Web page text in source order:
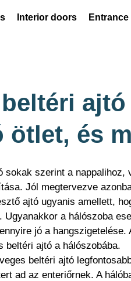
Interior doors
ötlet, és
sokak szerint a
Jól megtervezve
ajtó ugyanis amellett,
Ugyanakkor a hálószoba
jó a
beltéri ajtó a hálószobába.
beltéri ajtó
ad az enteriőrnek. A